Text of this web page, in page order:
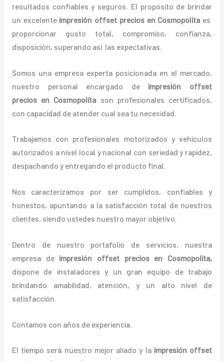
resultados confiables y seguros. El propósito de brindar
un excelente impresión offset precios en Cosmopolita es
proporcionar gusto total, compromiso, confianza,
disposición, superando así las expectativas.
Somos una empresa experta posicionada en el mercado,
nuestro personal encargado de impresión offset
precios en Cosmopolita son profesionales certificados,
con capacidad de atender cual sea tu necesidad.
Trabajamos con profesionales motorizados y vehículos
autorizados a nivel local y nacional con seriedad y rapidez,
despachando y entregando el producto final.
Nos caracterizamos por ser cumplidos, confiables y
honestos, apuntando a la satisfacción total de nuestros
clientes, siendo ustedes nuestro mayor objetivo.
Dentro de nuestro portafolio de servicios, nuestra
empresa de impresión offset precios en Cosmopolita,
dispone de instaladores y un gran equipo de trabajo
brindando amabilidad, atención, y un alto nivel de
satisfacción.
Contamos con años de experiencia.
El tiempo será nuestro mejor aliado y la impresión offset